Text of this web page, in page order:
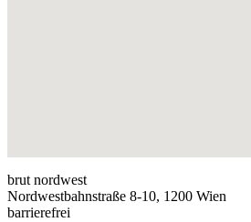
brut nordwest
Nordwestbahnstraße 8-10, 1200 Wien
barrierefrei